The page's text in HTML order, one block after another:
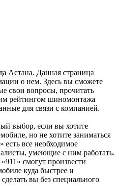
Астана. Данная страница
о нем. Здесь вы сможете
свои вопросы, прочитать
рейтингом шиномонтажа
для связи с компанией.
выбор, если вы хотите
но не хотите заниматься
есть все необходимое
умеющие с ним работать.
смогут произвести
куда быстрее и
вы без специального